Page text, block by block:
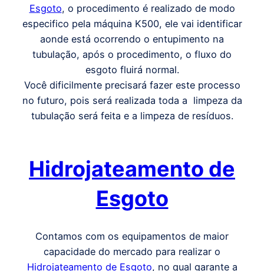
Esgoto, o procedimento é realizado de modo
especifico pela máquina K500, ele vai identificar
aonde está ocorrendo o entupimento na
tubulação, após o procedimento, o fluxo do
esgoto fluirá normal.
Você dificilmente precisará fazer este processo
no futuro, pois será realizada toda a limpeza da
tubulação será feita e a limpeza de resíduos.
Hidrojateamento de
Esgoto
Contamos com os equipamentos de maior
capacidade do mercado para realizar o
Hidrojateamento de Esgoto, no qual garante a